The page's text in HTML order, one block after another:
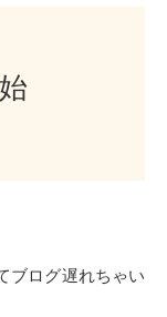
ブログ遅れちゃい